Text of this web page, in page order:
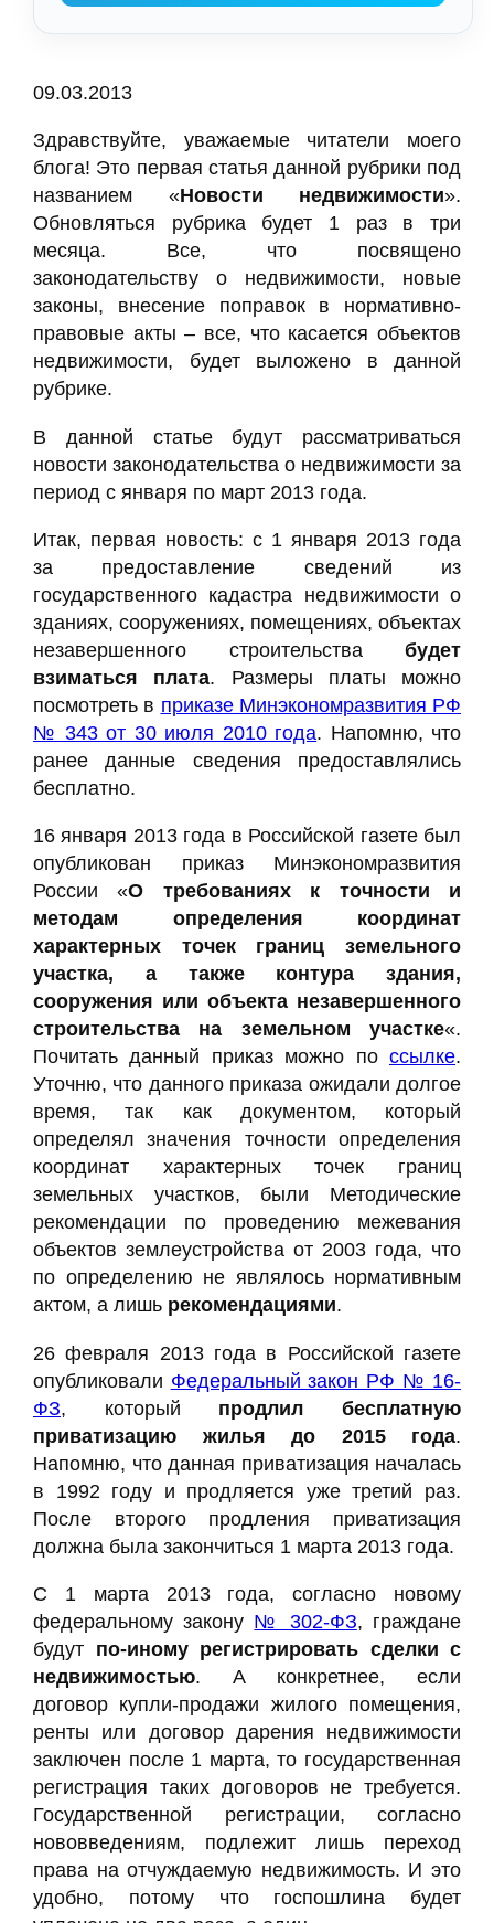
09.03.2013
Здравствуйте, уважаемые читатели моего
блога! Это первая статья данной рубрики под
названием «Новости недвижимости».
Обновляться рубрика будет 1 раз в три
месяца. Все, что посвящено
законодательству о недвижимости, новые
законы, внесение поправок в нормативно-
правовые акты – все, что касается объектов
недвижимости, будет выложено в данной
рубрике.
В данной статье будут рассматриваться
новости законодательства о недвижимости за
период с января по март 2013 года.
Итак, первая новость: с 1 января 2013 года
за предоставление сведений из
государственного кадастра недвижимости о
зданиях, сооружениях, помещениях, объектах
незавершенного строительства будет
взиматься плата. Размеры платы можно
посмотреть в приказе Минэкономразвития РФ
№ 343 от 30 июля 2010 года. Напомню, что
ранее данные сведения предоставлялись
бесплатно.
16 января 2013 года в Российской газете был
опубликован приказ Минэкономразвития
России «О требованиях к точности и
методам определения координат
характерных точек границ земельного
участка, а также контура здания,
сооружения или объекта незавершенного
строительства на земельном участке«.
Почитать данный приказ можно по ссылке.
Уточню, что данного приказа ожидали долгое
время, так как документом, который
определял значения точности определения
координат характерных точек границ
земельных участков, были Методические
рекомендации по проведению межевания
объектов землеустройства от 2003 года, что
по определению не являлось нормативным
актом, а лишь рекомендациями.
26 февраля 2013 года в Российской газете
опубликовали Федеральный закон РФ № 16-
ФЗ, который продлил бесплатную
приватизацию жилья до 2015 года.
Напомню, что данная приватизация началась
в 1992 году и продляется уже третий раз.
После второго продления приватизация
должна была закончиться 1 марта 2013 года.
С 1 марта 2013 года, согласно новому
федеральному закону № 302-ФЗ, граждане
будут по-иному регистрировать сделки с
недвижимостью. А конкретнее, если
договор купли-продажи жилого помещения,
ренты или договор дарения недвижимости
заключен после 1 марта, то государственная
регистрация таких договоров не требуется.
Государственной регистрации, согласно
нововведениям, подлежит лишь переход
права на отчуждаемую недвижимость. И это
удобно, потому что госпошлина будет